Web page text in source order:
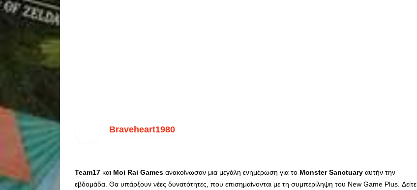
Braveheart1980
Team17 και Moi Rai Games ανακοίνωσαν μια μεγάλη ενημέρωση για το Monster Sanctuary αυτήν την
εβδομάδα. Θα υπάρξουν νέες δυνατότητες, που επισημαίνονται με τη συμπερίληψη του New Game Plus. Δείτε